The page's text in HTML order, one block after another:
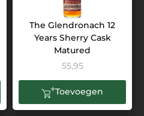
The Glendronach 12
Years Sherry Cask
Matured
55,95
Toevoegen